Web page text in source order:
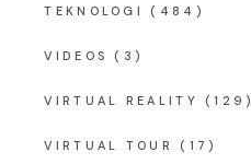
TEKNOLOGI (484)
VIDEOS (3)
VIRTUAL REALITY (129)
VIRTUAL TOUR (17)